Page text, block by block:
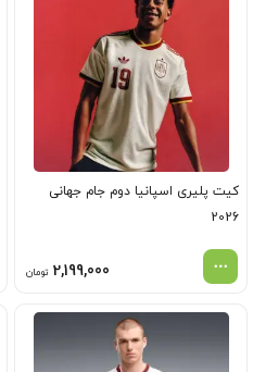
کیت پلیری اسپانیا دوم جام جهانی
2026
2,199,000 تومان